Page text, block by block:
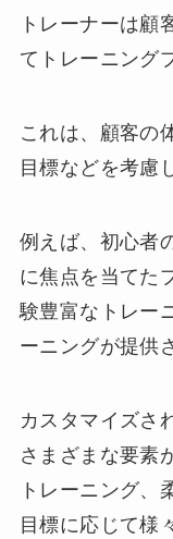
トレーナーは顧
てトレーニング
これは、顧客の
目標などを考慮
例えば、初心者
に焦点を当てた
験豊富なトレー
ーニングが提供
カスタマイズさ
さまざまな要素
トレーニング、
目標に応じて様